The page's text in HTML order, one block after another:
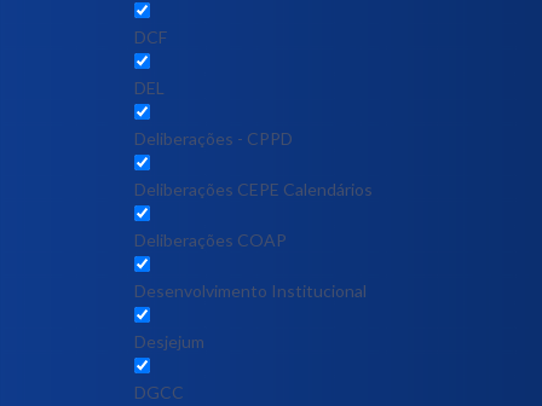
DCF
DEL
Deliberações - CPPD
Deliberações CEPE Calendários
Deliberações COAP
Desenvolvimento Institucional
Desjejum
DGCC